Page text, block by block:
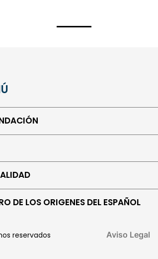
DE LOS ORIGENES DEL ESPAÑOL
reservados Aviso Legal